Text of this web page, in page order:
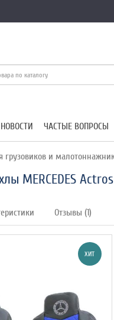
НОВОСТИ ЧАСТЫЕ ВОПРОСЫ
грузовиков и
MERCEDES
Отзывы (1)
ХИТ